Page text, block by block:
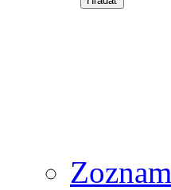
1229affaf81e/gojdic.sk/web/